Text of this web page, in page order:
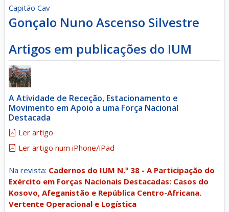
Capitão Cav
Gonçalo Nuno Ascenso Silvestre
Artigos em publicações do IUM
A Atividade de Receção, Estacionamento e
Movimento em Apoio a uma Força Nacional
Destacada
Ler artigo
Ler artigo num iPhone/iPad
Na revista: Cadernos do IUM N.º 38 - A Participação do
Exército em Forças Nacionais Destacadas: Casos do
Kosovo, Afeganistão e República Centro-Africana.
Vertente Operacional e Logística